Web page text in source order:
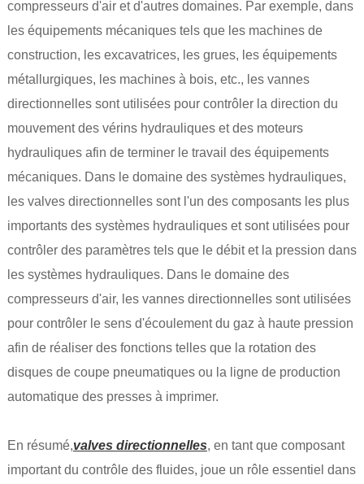
compresseurs d'air et d'autres domaines. Par exemple, dans
les équipements mécaniques tels que les machines de
construction, les excavatrices, les grues, les équipements
métallurgiques, les machines à bois, etc., les vannes
directionnelles sont utilisées pour contrôler la direction du
mouvement des vérins hydrauliques et des moteurs
hydrauliques afin de terminer le travail des équipements
mécaniques. Dans le domaine des systèmes hydrauliques,
les valves directionnelles sont l'un des composants les plus
importants des systèmes hydrauliques et sont utilisées pour
contrôler des paramètres tels que le débit et la pression dans
les systèmes hydrauliques. Dans le domaine des
compresseurs d'air, les vannes directionnelles sont utilisées
pour contrôler le sens d'écoulement du gaz à haute pression
afin de réaliser des fonctions telles que la rotation des
disques de coupe pneumatiques ou la ligne de production
automatique des presses à imprimer.
En résumé,valves directionnelles, en tant que composant
important du contrôle des fluides, joue un rôle essentiel dans